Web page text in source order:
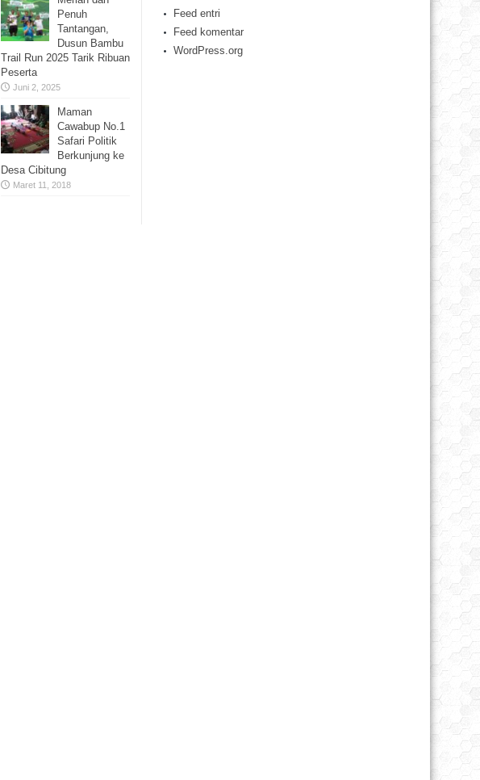
Penuh
Tantangan,
Dusun Bambu
Trail Run 2025 Tarik Ribuan
Peserta
Juni 2, 2025
Maman
Cawabup No.1
Safari Politik
Berkunjung ke
Desa Cibitung
Maret 11, 2018
Feed entri
Feed komentar
WordPress.org